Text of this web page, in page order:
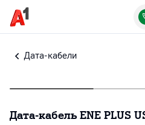
Дата-кабели
Дата-кабель ENE PLUS